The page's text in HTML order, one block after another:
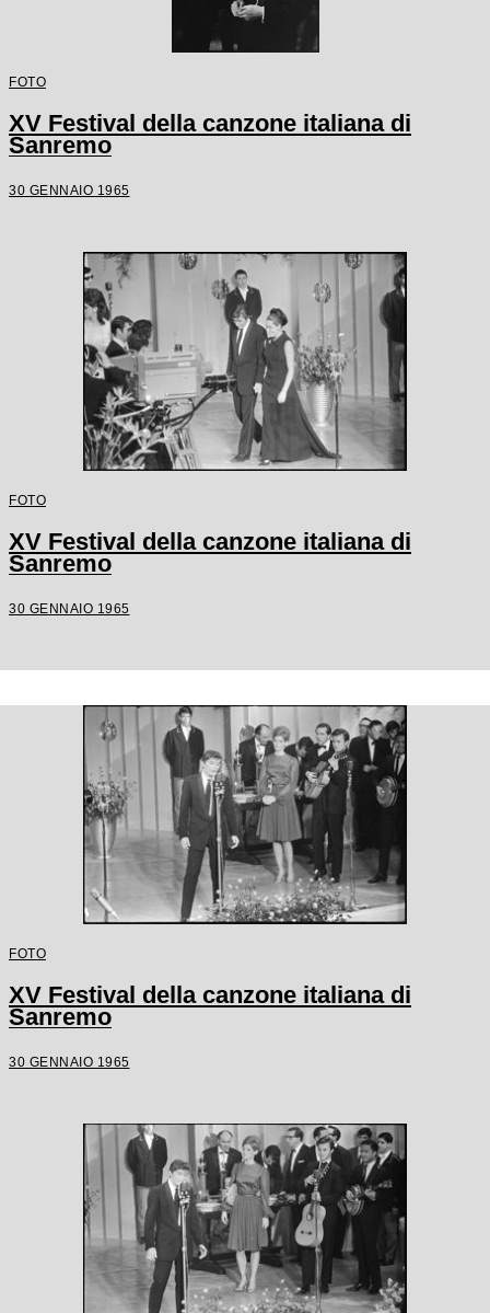
FOTO
XV Festival della canzone italiana di
Sanremo
30 GENNAIO 1965
FOTO
XV Festival della canzone italiana di
Sanremo
30 GENNAIO 1965
FOTO
XV Festival della canzone italiana di
Sanremo
30 GENNAIO 1965